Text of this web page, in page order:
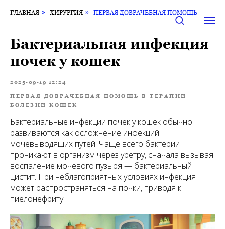
ГЛАВНАЯ » ХИРУРГИЯ » ПЕРВАЯ ДОВРАЧЕБНАЯ ПОМОЩЬ
Бактериальная инфекция
почек у кошек
2025-09-19 12:24
ПЕРВАЯ ДОВРАЧЕБНАЯ ПОМОЩЬ В ТЕРАПИИ
БОЛЕЗНИ КОШЕК
Бактериальные инфекции почек у кошек обычно
развиваются как осложнение инфекций
мочевыводящих путей. Чаще всего бактерии
проникают в организм через уретру, сначала вызывая
воспаление мочевого пузыря — бактериальный
цистит. При неблагоприятных условиях инфекция
может распространяться на почки, приводя к
пиелонефриту.